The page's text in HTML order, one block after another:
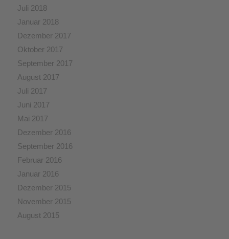
Juli 2018
Januar 2018
Dezember 2017
Oktober 2017
September 2017
August 2017
Juli 2017
Juni 2017
Mai 2017
Dezember 2016
September 2016
Februar 2016
Januar 2016
Dezember 2015
November 2015
August 2015